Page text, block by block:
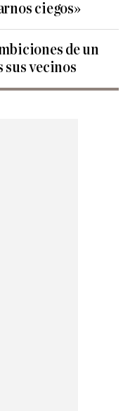
ciegos»
de un
sus vecinos